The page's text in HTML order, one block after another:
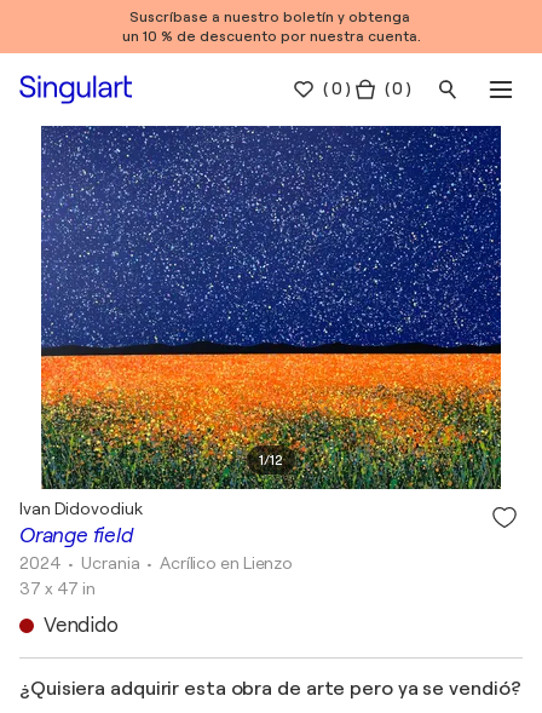
Suscríbase a nuestro boletín y obtenga
un 10 % de descuento por nuestra cuenta.
(0 ) ( 0 )
1/12
Orange field
Ivan Didovodiuk
2024 • Ucrania • Acrílico en Lienzo
37 x 47 in
Vendido
¿Quisiera adquirir esta obra de arte pero ya se vendió?